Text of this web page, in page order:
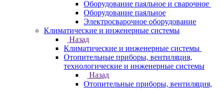
Оборудование паяльное и сварочное
Оборудование паяльное
Электросварочное оборудование
Климатические и инженерные системы
Назад
Климатические и инженерные системы
Отопительные приборы, вентиляция,
технологические и инженерные системы
Назад
Отопительные приборы, вентиляция,